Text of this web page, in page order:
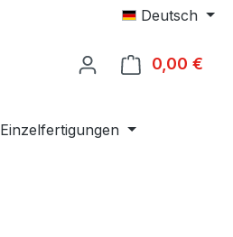
Deutsch
0,00 €
Einzelfertigungen